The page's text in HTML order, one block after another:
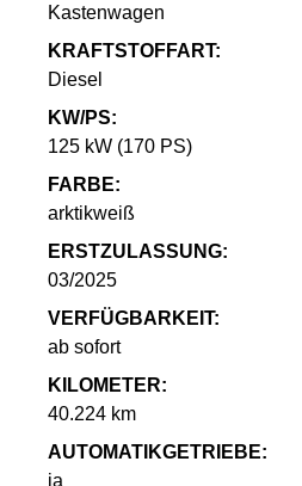
Kastenwagen
KRAFTSTOFFART:
Diesel
KW/PS:
125 kW (170 PS)
FARBE:
arktikweiß
ERSTZULASSUNG:
03/2025
VERFÜGBARKEIT:
ab sofort
KILOMETER:
40.224 km
AUTOMATIKGETRIEBE:
ja